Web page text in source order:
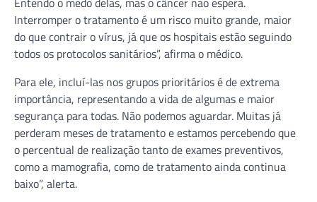
Interromper o tratamento é um risco muito grande, maior
do que contrair o vírus, já que os hospitais estão seguindo
todos os protocolos sanitários”, afirma o médico.
Para ele, incluí-las nos grupos prioritários é de extrema
importância, representando a vida de algumas e maior
segurança para todas. Não podemos aguardar. Muitas já
perderam meses de tratamento e estamos percebendo que
o percentual de realização tanto de exames preventivos,
como a mamografia, como de tratamento ainda continua
baixo”, alerta.